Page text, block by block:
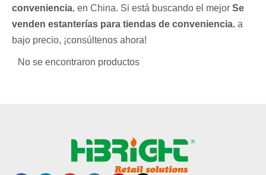
conveniencia. en China. Si está buscando el mejor Se
venden estanterías para tiendas de conveniencia. a
bajo precio, ¡consúltenos ahora!
No se encontraron productos